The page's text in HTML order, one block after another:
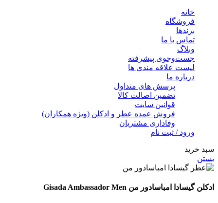
خانه
فروشگاه
برندها
تماس با ما
وبلاگ
جست‌وجوی پیشرفته
لیست علاقه مندی ها
درباره ما
پرسش های متداول
تضمین اصالت کالا
قوانین سایت
فروش عمده عطر و ادکلن (ویژه همکاران)
وفاداری مشتریان
ورود / ثبت نام
سبد خرید
بستن
ادکلن گیسادا امباسادور من Gisada Ambassador Men